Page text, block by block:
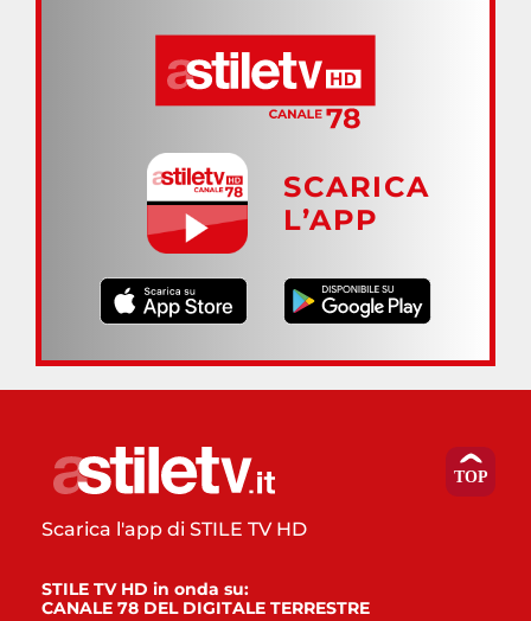
SCARICA
L’APP
Scarica l'app di STILE TV HD
STILE TV HD in onda su:
CANALE 78 DEL DIGITALE TERRESTRE